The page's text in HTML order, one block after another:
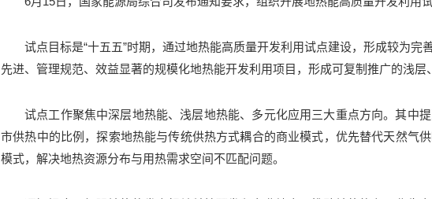
试点目标是“十五五”时期，通过地热能高质量开发利用试点建设，形成较为
先进、管理规范、效益显著的规模化地热能开发利用项目，形成可复制推广的浅层
试点工作聚焦中深层地热能、浅层地热能、多元化应用三大重点方向。其中
市供热中的比例，探索地热能与传统供热方式耦合的商业模式，优先替代天然气
模式，解决地热资源分布与用热需求空间不匹配问题。